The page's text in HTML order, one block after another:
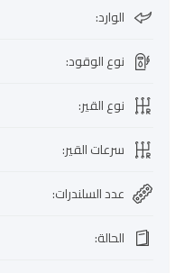
الوارد:
نوع الوقود:
نوع القير:
سرعات القير:
عدد السلندرات:
الحالة: